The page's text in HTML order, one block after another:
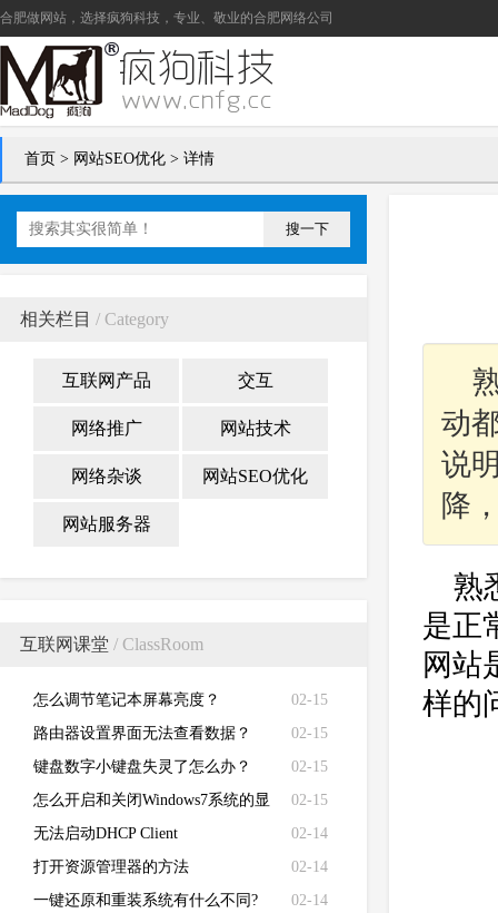
合肥做网站 ，选择疯狗科技，专业、敬业的合肥网络公司
首页 > 网站SEO优化 > 详情
搜一下
相关栏目 / Category
互联网产品 交互
网络推广 网站技术
网络杂谈 网站SEO优化
网站服务器
互联网课堂 / ClassRoom
02-15
怎么调节笔记本屏幕亮度？
02-15
路由器设置界面无法查看数据？
02-15
键盘数字小键盘失灵了怎么办？
02-15
怎么开启和关闭Windows7系统的显
卡硬件加速功能
02-14
无法启动DHCP Client
02-14
打开资源管理器的方法
02-14
一键还原和重装系统有什么不同?
动
说
降
熟
是正
网站
样的